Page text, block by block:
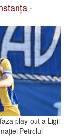
-
play-out a Ligii
Petrolul